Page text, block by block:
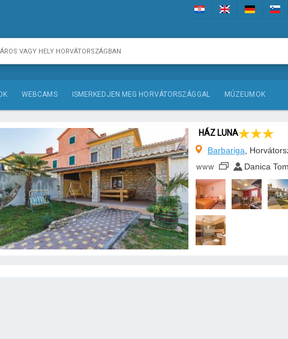
WEBCAMS ISMERKEDJEN MEG HORVÁTORSZÁGGAL MÚZEUMOK
HÁZ LUNA
Barbariga ,
Danica